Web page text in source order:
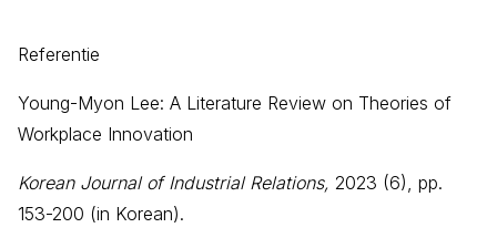
Referentie
Young-Myon Lee: A Literature Review on Theories of
Workplace Innovation
Korean Journal of Industrial Relations, 2023 (6), pp.
153-200 (in Korean).